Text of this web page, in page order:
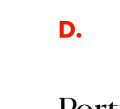
Despo